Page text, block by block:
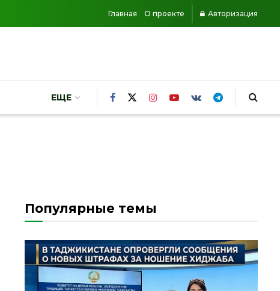
Главная О проекте Авторизация
ЕЩЕ
Популярные темы